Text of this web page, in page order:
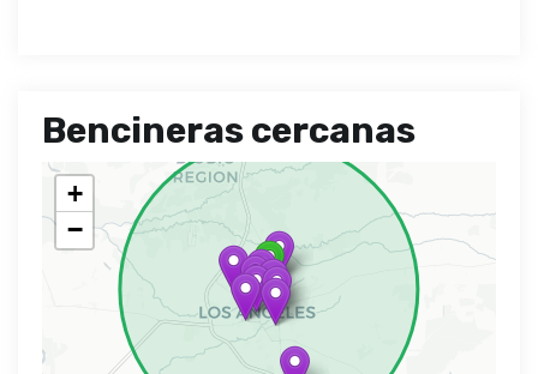
Bencineras cercanas
+
−